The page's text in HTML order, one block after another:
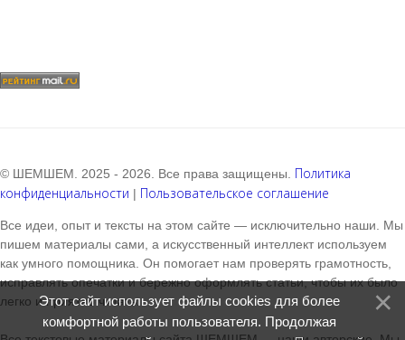
© ШЕМШЕМ. 2025 - 2026. Все права защищены. Политика
конфиденциальности | Пользовательское соглашение
Все идеи, опыт и тексты на этом сайте — исключительно наши. Мы
пишем материалы сами, а искусственный интеллект используем
как умного помощника. Он помогает нам проверять грамотность,
исправлять опечатки и бережно оформлять статьи, чтобы их было
легко и приятно читать.
Этот сайт использует файлы cookies для более
комфортной работы пользователя. Продолжая